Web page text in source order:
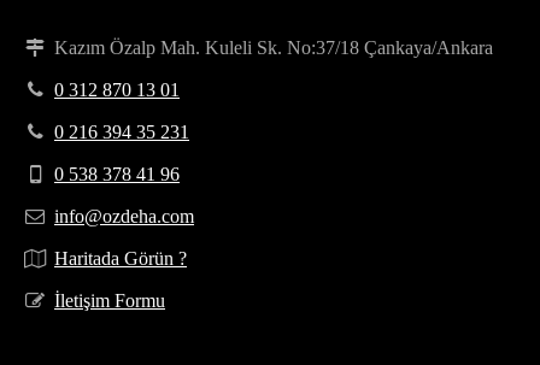
Kazım Özalp Mah. Kuleli Sk. No:37/18 Çankaya/Ankara
0 312 870 13 01
0 216 394 35 231
0 538 378 41 96
info@ozdeha.com
Haritada Görün ?
İletişim Formu